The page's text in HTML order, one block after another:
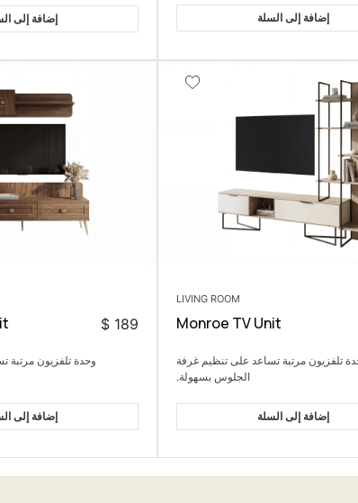
إضافة إلى السلة إضافة إلى
LIVING ROOM
Monroe TV Unit
تلفزيون مرتبة تساعد على تنظيم غرفة
الجلوس بسهولة.
إضافة إلى السلة
189
$
وحدة تلفزيون مرتبة
إضافة إلى